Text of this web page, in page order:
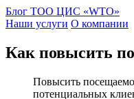
Блог ТОО ЦИС «WTO»
Наши услуги О компании
Как повысить
Повысить
потенциальных